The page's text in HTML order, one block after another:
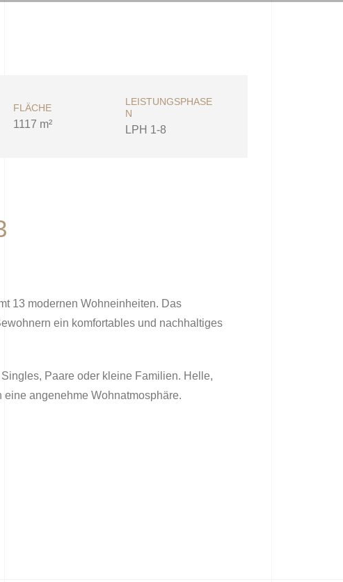
FLÄCHE
1117 m²
LEISTUNGSPHASE
N
LPH 1-8
13 modernen Wohneinheiten. Das
ein komfortables und nachhaltiges
Paare oder kleine Familien. Helle,
angenehme Wohnatmosphäre.